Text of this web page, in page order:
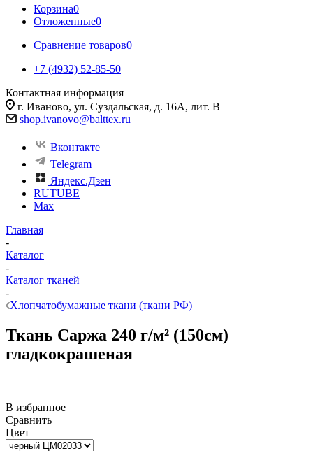
Корзина0
Отложенные0
Сравнение товаров0
+7 (4932) 52-85-50
Контактная информация
г. Иваново, ул. Суздальская, д. 16А, лит. В
shop.ivanovo@balttex.ru
Вконтакте
Telegram
Яндекс.Дзен
RUTUBE
Max
Главная
-
Каталог
-
Каталог тканей
-
Хлопчатобумажные ткани (ткани РФ)
Ткань Саржа 240 г/м² (150см)
гладкокрашеная
В избранное
Сравнить
Цвет